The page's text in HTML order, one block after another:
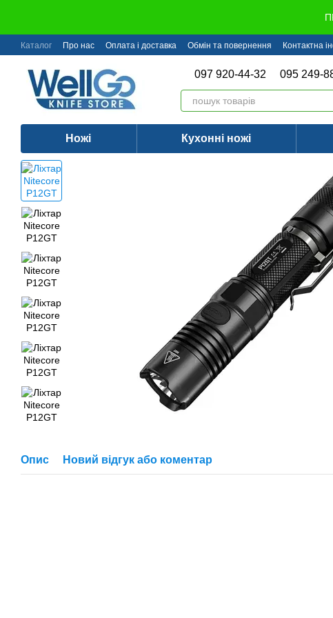
Каталог Про нас Оплата і доставка Обмін та повернення Контактна
097 920-44-32 095 249-
Ножі Кухонні ножі
Опис Новий відгук або коментар